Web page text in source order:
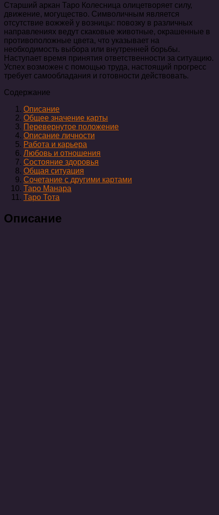
Старший аркан Таро Колесница олицетворяет силу,
движение, могущество. Символичным является
отсутствие вожжей у возницы: повозку в различных
направлениях ведут скаковые животные, окрашенные в
противоположные цвета, что указывает на
необходимость выбора или внутренней борьбы.
Наступает время принятия ответственности за ситуацию.
Успех возможен с помощью труда, настоящий прогресс
требует самообладания и готовности действовать.
Содержание
Описание
Общее значение карты
Перевернутое положение
Описание личности
Работа и карьера
Любовь и отношения
Состояние здоровья
Общая ситуация
Сочетание с другими картами
Таро Манара
Таро Тота
Описание